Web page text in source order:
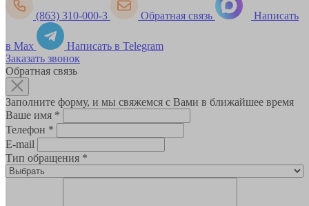
(863) 310-000-3 Обратная связь Написать
в Max
Написать в Telegram
Заказать звонок
Обратная связь
Заполните форму, и мы свяжемся с Вами в ближайшее время
Ваше имя *
Телефон *
E-mail
Тип обращения *